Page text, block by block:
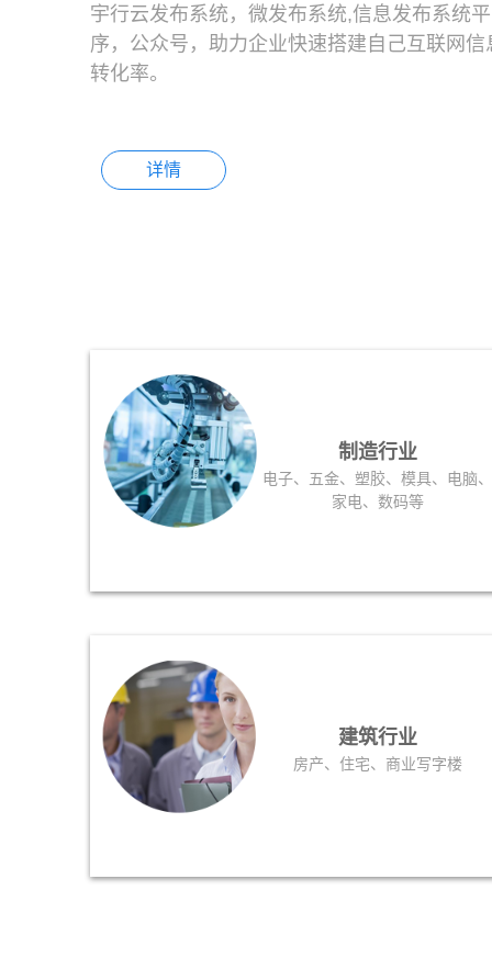
宇行云发布系统，微发布系统,信息发布系统
序，公众号，助力企业快速搭建自己互联网
转化率。
详情
制造行业
电子、五金、塑胶、模具、电脑、
家电、数码等
建筑行业
房产、住宅、商业写字楼